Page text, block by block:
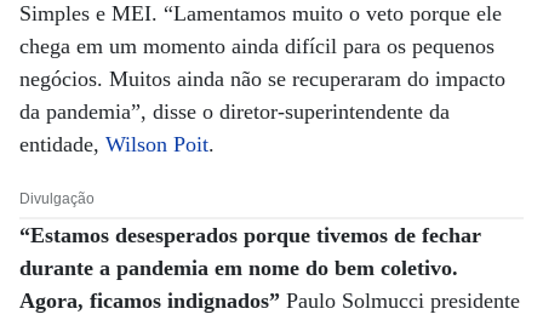
Simples e MEI. “Lamentamos muito o veto porque ele
chega em um momento ainda difícil para os pequenos
negócios. Muitos ainda não se recuperaram do impacto
da pandemia”, disse o diretor-superintendente da
entidade, Wilson Poit.
Divulgação
“Estamos desesperados porque tivemos de fechar
durante a pandemia em nome do bem coletivo.
Agora, ficamos indignados” Paulo Solmucci presidente